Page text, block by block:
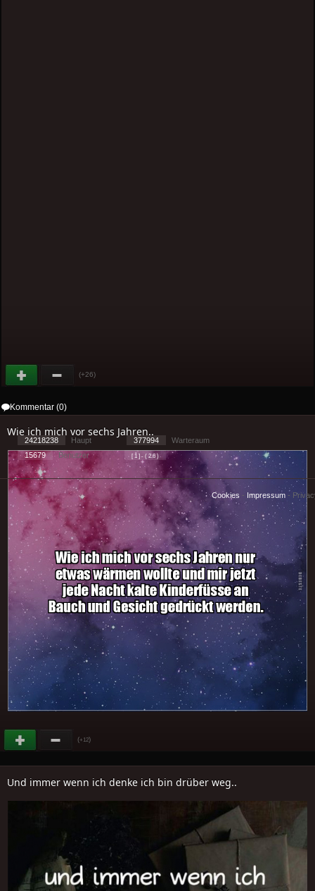
(+26)
Kommentar (0)
Wie ich mich vor sechs Jahren..
(+12)
Und immer wenn ich denke ich bin drüber weg..
24218238 Haupt 377994
Warteraum
15679
Benutzer [ 1 ] - ( 2.6 )
Cookies - Impressum -